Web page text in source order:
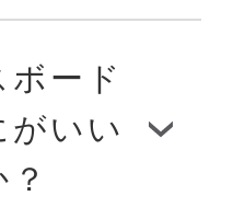
をエン
ま
断熱材
が、
表的な
ボード
がいい